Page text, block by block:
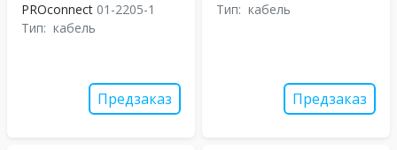
PROconnect 01-2205-1
Тип: кабель
Предзаказ
Тип: кабель
Предзаказ